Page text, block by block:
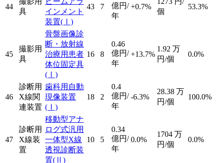
44
具
インメント
装置(Ⅰ)
43 7
億円/
年
+0.7%
個
53.3%
45
撮影用
具
骨盤画像診
断・放射線
治療用患者
体位固定具
(Ⅰ)
16 8
0.46
億円/
年
+13.7%
1.92 万
円/個
0.0%
46
診断用
X線関
連装置
歯科用自動
現像装置
(Ⅰ)
18 2
0.4
億円/
年
-6.3%
28.38 万
円/個
100.0%
47
診断用
X線装
置
移動型アナ
ログ式汎用
一体型X線
透視診断装
置(Ⅱ)
10 5
0.34
億円/
年
0.0%
1704 万
円/個
0.0%